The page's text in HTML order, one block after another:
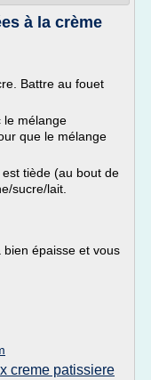
à la crème
Battre au fouet
le mélange
que le mélange
tiède (au bout de
sucre/lait.
épaisse et vous
creme patissiere